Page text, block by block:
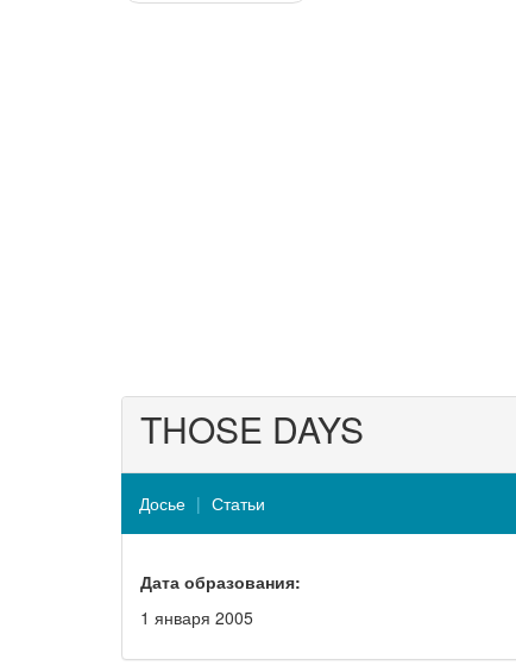
THOSE DAYS
Досье Статьи
Дата образования:
1 января 2005